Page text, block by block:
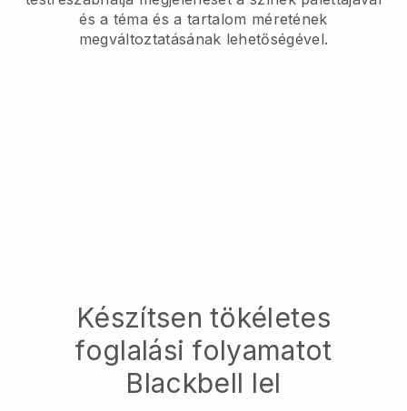
és a téma és a tartalom méretének
megváltoztatásának lehetőségével.
Készítsen tökéletes
foglalási folyamatot
Blackbell lel